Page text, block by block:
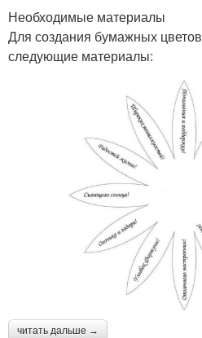
Необходимые материалы
Для создания бумажных
следующие материалы:
читать дальше →